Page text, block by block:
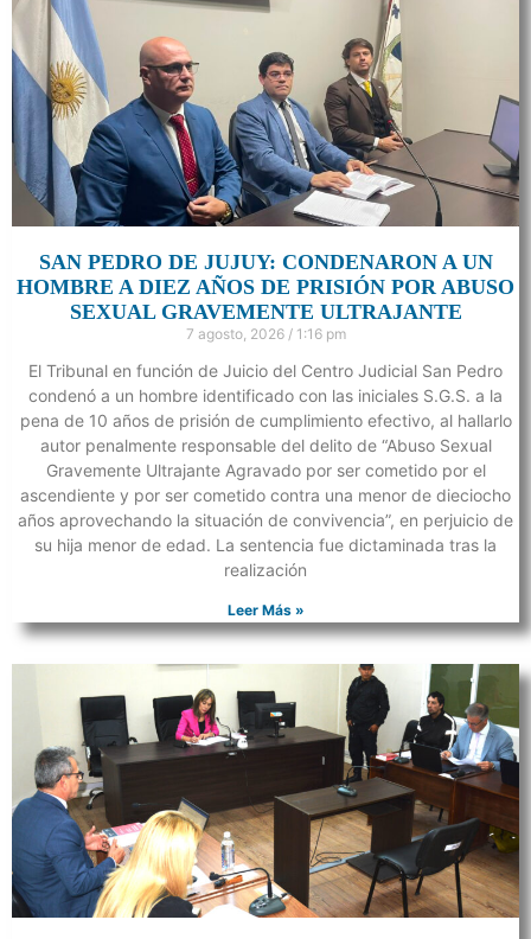
SAN PEDRO DE JUJUY: CONDENARON A UN
HOMBRE A DIEZ AÑOS DE PRISIÓN POR ABUSO
SEXUAL GRAVEMENTE ULTRAJANTE
7 agosto, 2026 1:16 pm
El Tribunal en función de Juicio del Centro Judicial San Pedro
condenó a un hombre identificado con las iniciales S.G.S. a la
pena de 10 años de prisión de cumplimiento efectivo, al hallarlo
autor penalmente responsable del delito de “Abuso Sexual
Gravemente Ultrajante Agravado por ser cometido por el
ascendiente y por ser cometido contra una menor de dieciocho
años aprovechando la situación de convivencia”, en perjuicio de
su hija menor de edad. La sentencia fue dictaminada tras la
realización
Leer Más »